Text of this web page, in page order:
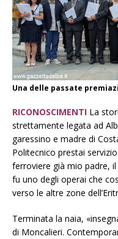
Una delle passate
RICONOSCIMENTI La
strettamente legata ad
garessino e madre di
Politecnico prestai
ferroviere già mio padre,
fu uno degli operai che
verso le altre zone
Terminata la naia,
di Moncalieri.